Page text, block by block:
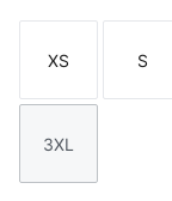
Maat
XS S
Maat
3XL